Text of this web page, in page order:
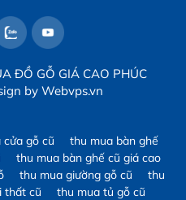
ĐỒ GỖ GIÁ CAO PHÚC
by Webvps.vn
gỗ cũ
thu mua bàn ghế
thu mua bàn ghế cũ giá cao
thu mua giường gỗ cũ
thu
thất cũ
thu mua tủ gỗ cũ